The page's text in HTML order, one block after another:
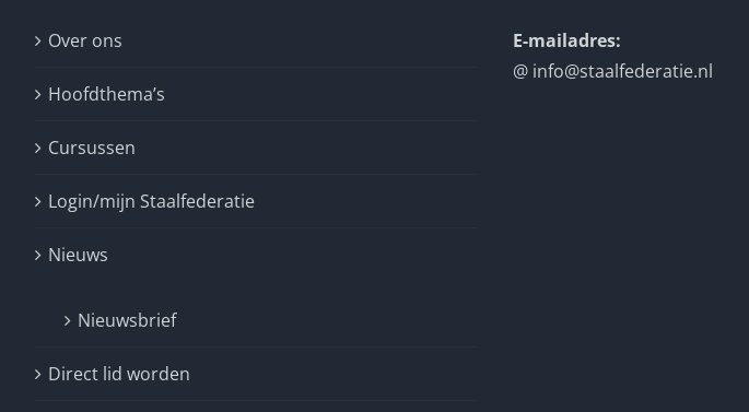
Over ons
Hoofdthema’s
Cursussen
Login/mijn Staalfederatie
Nieuws
Nieuwsbrief
Direct lid worden
E-mailadres:
@ info@staalfederatie.nl